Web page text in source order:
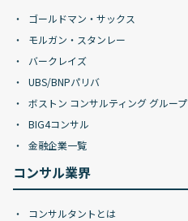
ゴールドマン・サックス
モルガン・スタンレー
バークレイズ
UBS/BNPパリバ
ボストン コンサルティング グループ
BIG4コンサル
金融企業一覧
コンサル業界
コンサルタントとは